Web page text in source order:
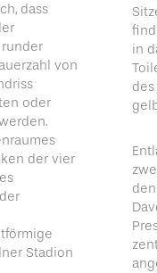
dass
von
oder
der vier
Stadion
in